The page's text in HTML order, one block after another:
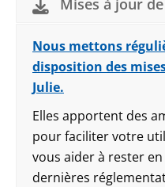
Mises à jour
Nous mettons
disposition des
Julie.
Elles apportent des
pour faciliter votre
vous aider à rester
dernières